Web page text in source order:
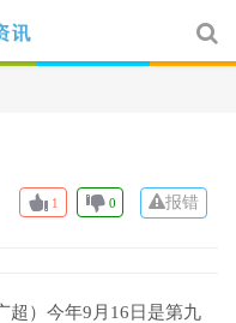
1 0 报错
超）今年9月16日是第九